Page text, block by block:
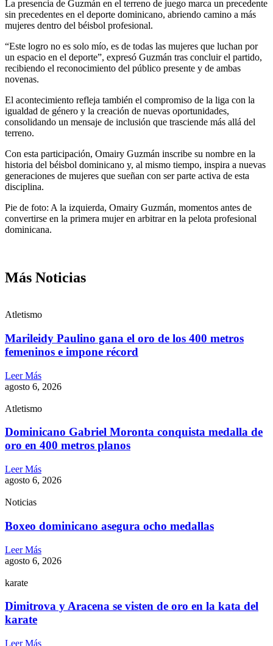
La presencia de Guzmán en el terreno de juego marca un precedente
sin precedentes en el deporte dominicano, abriendo camino a más
mujeres dentro del béisbol profesional.
“Este logro no es solo mío, es de todas las mujeres que luchan por
un espacio en el deporte”, expresó Guzmán tras concluir el partido,
recibiendo el reconocimiento del público presente y de ambas
novenas.
El acontecimiento refleja también el compromiso de la liga con la
igualdad de género y la creación de nuevas oportunidades,
consolidando un mensaje de inclusión que trasciende más allá del
terreno.
Con esta participación, Omairy Guzmán inscribe su nombre en la
historia del béisbol dominicano y, al mismo tiempo, inspira a nuevas
generaciones de mujeres que sueñan con ser parte activa de esta
disciplina.
Pie de foto: A la izquierda, Omairy Guzmán, momentos antes de
convertirse en la primera mujer en arbitrar en la pelota profesional
dominicana.
Más Noticias
Atletismo
Marileidy Paulino gana el oro de los 400 metros
femeninos e impone récord
Leer Más
agosto 6, 2026
Atletismo
Dominicano Gabriel Moronta conquista medalla de
oro en 400 metros planos
Leer Más
agosto 6, 2026
Noticias
Boxeo dominicano asegura ocho medallas
Leer Más
agosto 6, 2026
karate
Dimitrova y Aracena se visten de oro en la kata del
karate
Leer Más